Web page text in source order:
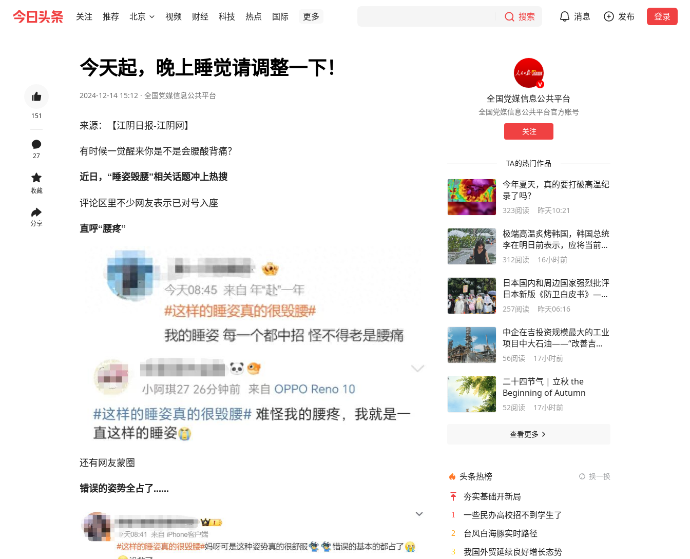
关注 推荐 北京 视频 财经 科技 热点 国际 更多 搜索 消息 发布 登录
151
27
收藏
分享
今天起，晚上睡觉请调整一下！
2024-12-14 15:12 · 全国党媒信息公共平台
来源：【江阴日报-江阴网】
有时候一觉醒来你是不是会腰酸背痛？
近日，“睡姿毁腰”相关话题冲上热搜
评论区里不少网友表示已对号入座
直呼“腰疼”
还有网友蒙圈
错误的姿势全占了......
全国党媒信息公共平台
全国党媒信息公共平台官方账号
关注
TA的热门作品
今年夏天，真的要打破高温纪
录了吗？
323阅读 昨天10:21
极端高温炙烤韩国，韩国总统
李在明日前表示，应将当前状
况视为“国家灾难事态”
312阅读 16小时前
日本国内和周边国家强烈批评
日本新版《防卫白皮书》——
“高市早苗政府‘新型军国主
257阅读 昨天06:16
中企在吉投资规模最大的工业
项目中大石油——“改善吉尔
吉斯斯坦油品质量，提升生产
56阅读 17小时前
二十四节气 | 立秋 the
Beginning of Autumn
52阅读 17小时前
查看更多
头条热榜 换一换
夯实基础开新局
1 一些民办高校招不到学生了
2 台风白海豚实时路径
3 我国外贸延续良好增长态势